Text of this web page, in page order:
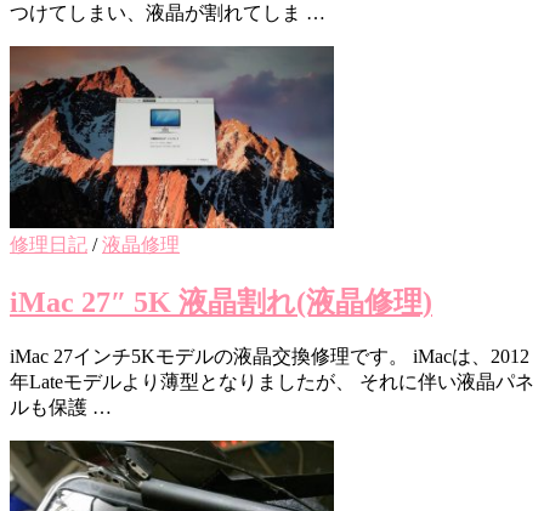
つけてしまい、液晶が割れてしま …
修理日記 /液晶修理
iMac 27″ 5K 液晶割れ(液晶修理)
iMac 27インチ5Kモデルの液晶交換修理です。 iMacは、2012
年Lateモデルより薄型となりましたが、 それに伴い液晶パネ
ルも保護 …